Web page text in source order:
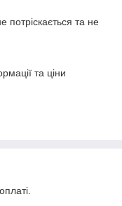
потріскається та не
та ціни